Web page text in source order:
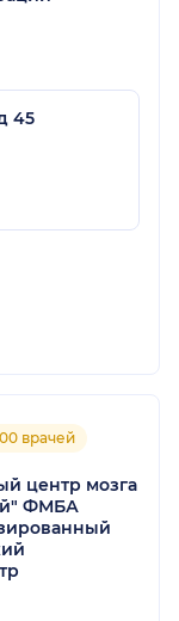
45
врачей
центр мозга
ФМБА